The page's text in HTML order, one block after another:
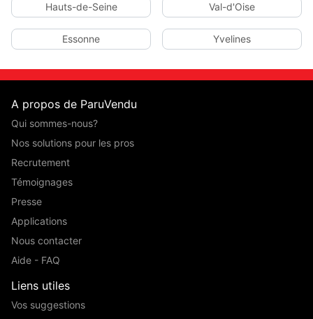
Hauts-de-Seine Val-d'Oise
Essonne Yvelines
A propos de ParuVendu
Qui sommes-nous?
Nos solutions pour les pros
Recrutement
Témoignages
Presse
Applications
Nous contacter
Aide - FAQ
Liens utiles
Vos suggestions